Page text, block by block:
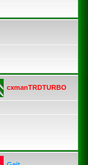
cxmanTRDTURBO